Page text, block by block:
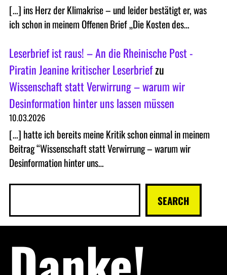
[…] ins Herz der Klimakrise – und leider bestätigt er, was
ich schon in meinem Offenen Brief „Die Kosten des…
Leserbrief ist raus! – An die Rheinische Post -
Piratin Jeanine kritischer Leserbriefzu
Wissenschaft statt Verwirrung – warum wir
Desinformation hinter uns lassen müssen
10.03.2026
[…] hatte ich bereits meine Kritik schon einmal in meinem
Beitrag “Wissenschaft statt Verwirrung – warum wir
Desinformation hinter uns…
c
SEARCH